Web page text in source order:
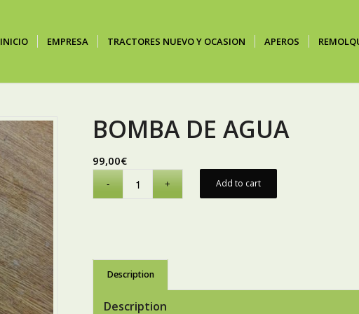
INICIO EMPRESA TRACTORES NUEVO Y OCASION APEROS
BOMBA DE AGUA
99,00€
Add to cart
Description
Description